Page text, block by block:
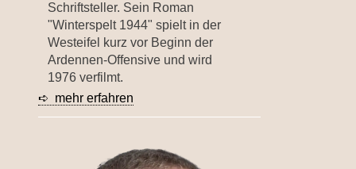
Die Stars:
Wer hat wo gedreht?
Mediathek
Impressum
Datenschutz
Schriftsteller. Sein Roman
"Winterspelt 1944" spielt in der
Westeifel kurz vor Beginn der
Ardennen-Offensive und wird
1976 verfilmt.
➪ mehr erfahren